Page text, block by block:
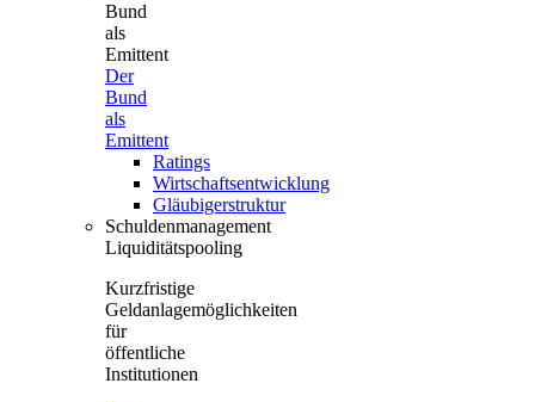
Bund
als
Emittent
Der
Bund
als
Emittent
Ratings
Wirtschaftsentwicklung
Gläubigerstruktur
Schuldenmanagement
Liquiditätspooling
Kurzfristige
Geldanlagemöglichkeiten
für
öffentliche
Institutionen